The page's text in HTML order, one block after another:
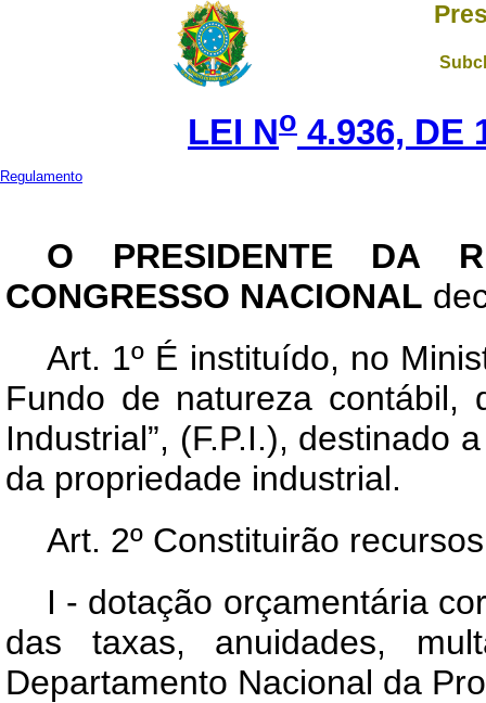
LEI No 4.936, DE
Regulamento
O PRESIDENTE DA
CONGRESSO NACIONAL
Art. 1º É instituído, no
Fundo de natureza contábil,
Industrial”, (F.P.I.), destinado
da propriedade industrial.
Art. 2º Constituirão
I - dotação orçamentária
das taxas, anuidades,
Departamento Nacional da